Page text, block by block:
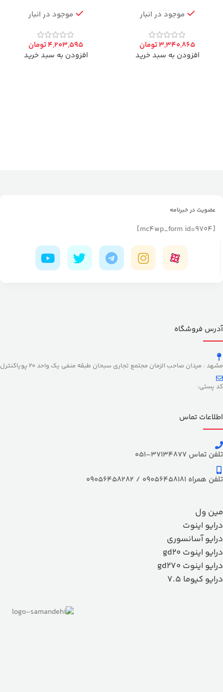
موجود در انبار
3,340,865تومان
افزودن به سبد خرید
موجود در انبار
4,203,595تومان
افزودن به سبد خرید
عضویت در خبرنامه
[mc4wp_form id=9704]
آدرس فروشگاه
مشهد : میدان صاحب الزمان مجتمع تجاری سبحان طبقه منفی یک واحد 20 پویاکنترل
کد پستی:
اطلاعات تماس
تلفن تماس 37134877–051
تلفن همراه 09056458181 / 09056458282
مین ول
درایو اینوت
درایو آسانسوری
درایو اینوت gd20
درایو اینوت gd270
درایو کیوما 7.5